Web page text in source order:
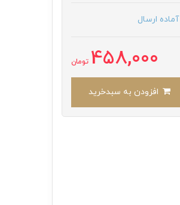
آماده ارسال
458,000 تومان